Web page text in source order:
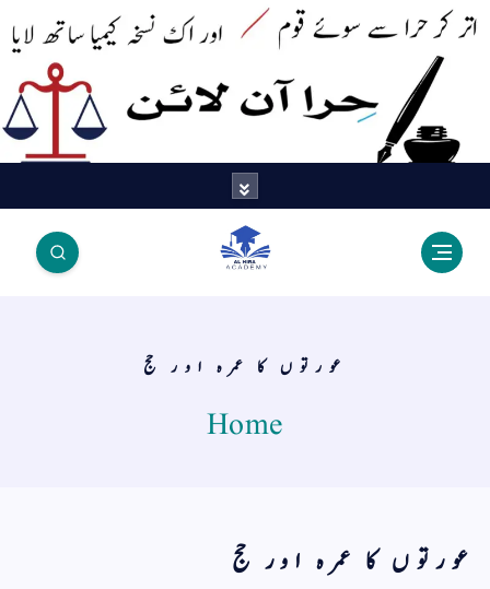
اک نسخہ کیمیا ساتھ لایا
عورتوں کا عمرہ اور حج
Home
عورتوں کا عمرہ اور حج